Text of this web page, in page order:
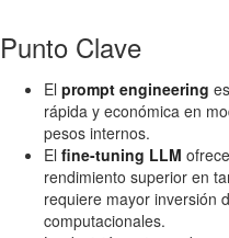
Punto Clave
El prompt engineering
rápida y económica en
pesos internos.
El fine-tuning LLM
rendimiento superior en
requiere mayor inversión
computacionales.